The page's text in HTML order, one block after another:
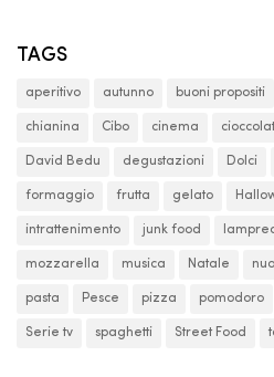
TAGS
aperitivo autunno buoni propositi
chianina Cibo cinema
David Bedu degustazioni Dolci
formaggio frutta gelato
intrattenimento junk food
mozzarella musica Natale
pasta Pesce pizza pomodoro
Serie tv spaghetti Street Food